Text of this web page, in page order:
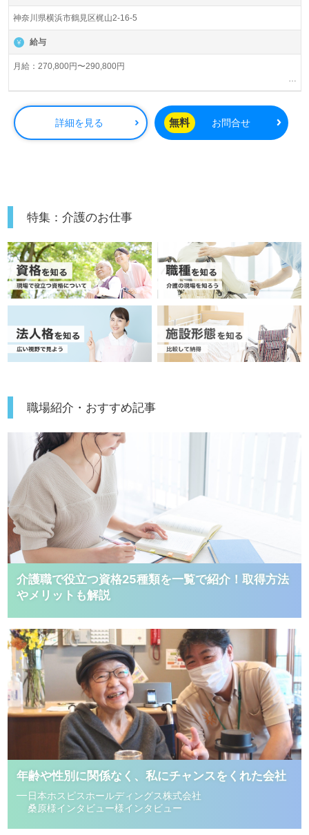
入居定員56名（全室個室）『介護付き有料老人ホーム プ
レザンメゾン横浜鶴見』株式会社ケア21（本社：大阪府、
業所（2023.10月現在）宮城県、埼玉県、東京都、千葉
県、福岡県を中心に『プレザンリュクス、プレザングラ
ン、プレザンメゾン』3ブランドを展開。介護付き有料老
人ホーム、住宅型有料老人ホーム、デイサービス、グルー
プホーム、障がい者支援、小規模多機能型居宅介護、保
（人と比べない人事評価制度）』でオンリーワンのわたし
のキャリア！◎
看護助手や介護職経験のある方をお迎えします。希少性の
高い『夜勤専従正社員』募集のご紹介です。『承認と称賛
のカルチャーで心地よく働ける、自分の仕事に自信が持て
た』等の嬉しいお声も届く事業所様です。勤務時間は
17:00～09:00！働きやすい職場環境、充実の研修プログラ
ム、チャレンジキャリア制度、『〇〇さん』と呼び合える
フラットな人間関係もうれしいポイント！『ご利用者様や
ご家族様のお役に立ちたい、資格/経験を活かしたい、専門
性を高めたい』『メリハリつけて働きたい、夜勤専従正社
お願いします。
医療/福祉業界の正社員/パート求人探しは【ウィルオブ介
護】＊求人情報収集、将来的に検討の方も遠慮なく＊
LINE、メール、お電話などご希望に応じてお問い合わせ/ご
相談可能です。転職相談、求人紹介、年収交渉など完全無
料サービスをご利用いただけます。＜非公開求人も取扱い
あり！＞"転職支援"のプロと一緒に転職活動！お問い合わ
せお待ちしております。
神奈川県横浜市鶴見区梶山2-16-5
給与
月給：270,800円〜290,800円
【内訳】
基本給 ：175,000円
ケア手当：10,000円
時間外調整手当：45,000円
（固定残業代25～28時間分として ※超過分は別途支給）
夜勤手当：6,000円/回
賞与：年2回
昇給：年1回
勤続賞与あり
詳細を見る 無料 お問合せ
特集：介護のお仕事
職場紹介・おすすめ記事
介護職で役立つ資格25種類を一覧で紹介！取得方法
やメリットも解説
年齢や性別に関係なく、私にチャンスをくれた会社
日本ホスピスホールディングス株式会社
桑原様インタビュー様インタビュー